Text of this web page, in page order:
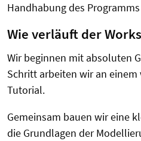
Handhabung des
Wie verläuft der
Wir beginnen mit absoluten
Schritt arbeiten wir an
Tutorial.
Gemeinsam bauen wir eine
die Grundlagen der